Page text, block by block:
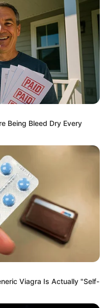
4 May Shock You
Role Next? Bond
Being Bleed Dry Every
Viagra Is Actually "Self-